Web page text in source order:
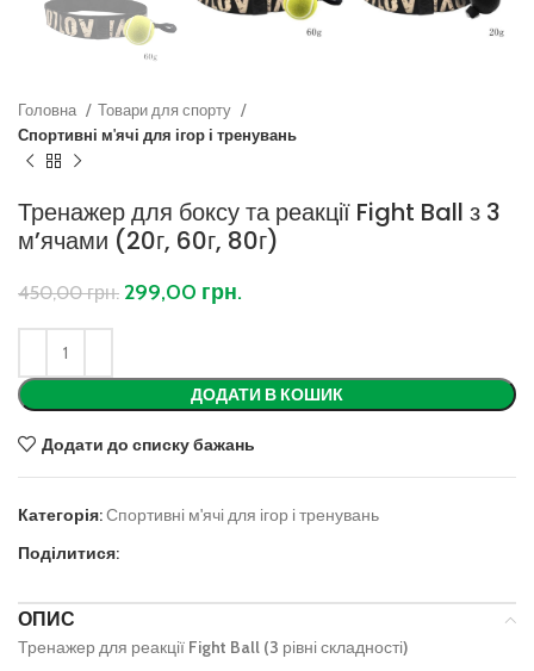
Головна
Товари для спорту
Спортивні м'ячі для ігор і тренувань
Тренажер для боксу та реакції Fight Ball з 3
м’ячами (20г, 60г, 80г)
450,00грн. 299,00 грн.
ДОДАТИ В КОШИК
Додати до списку бажань
Категорія:Спортивні м'ячі для ігор і тренувань
Поділитися:
ОПИС
Тренажердля реакції Fight Ball (3 рівніскладності)